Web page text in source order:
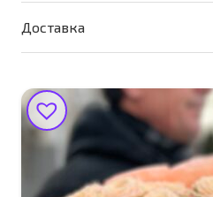
Доставка